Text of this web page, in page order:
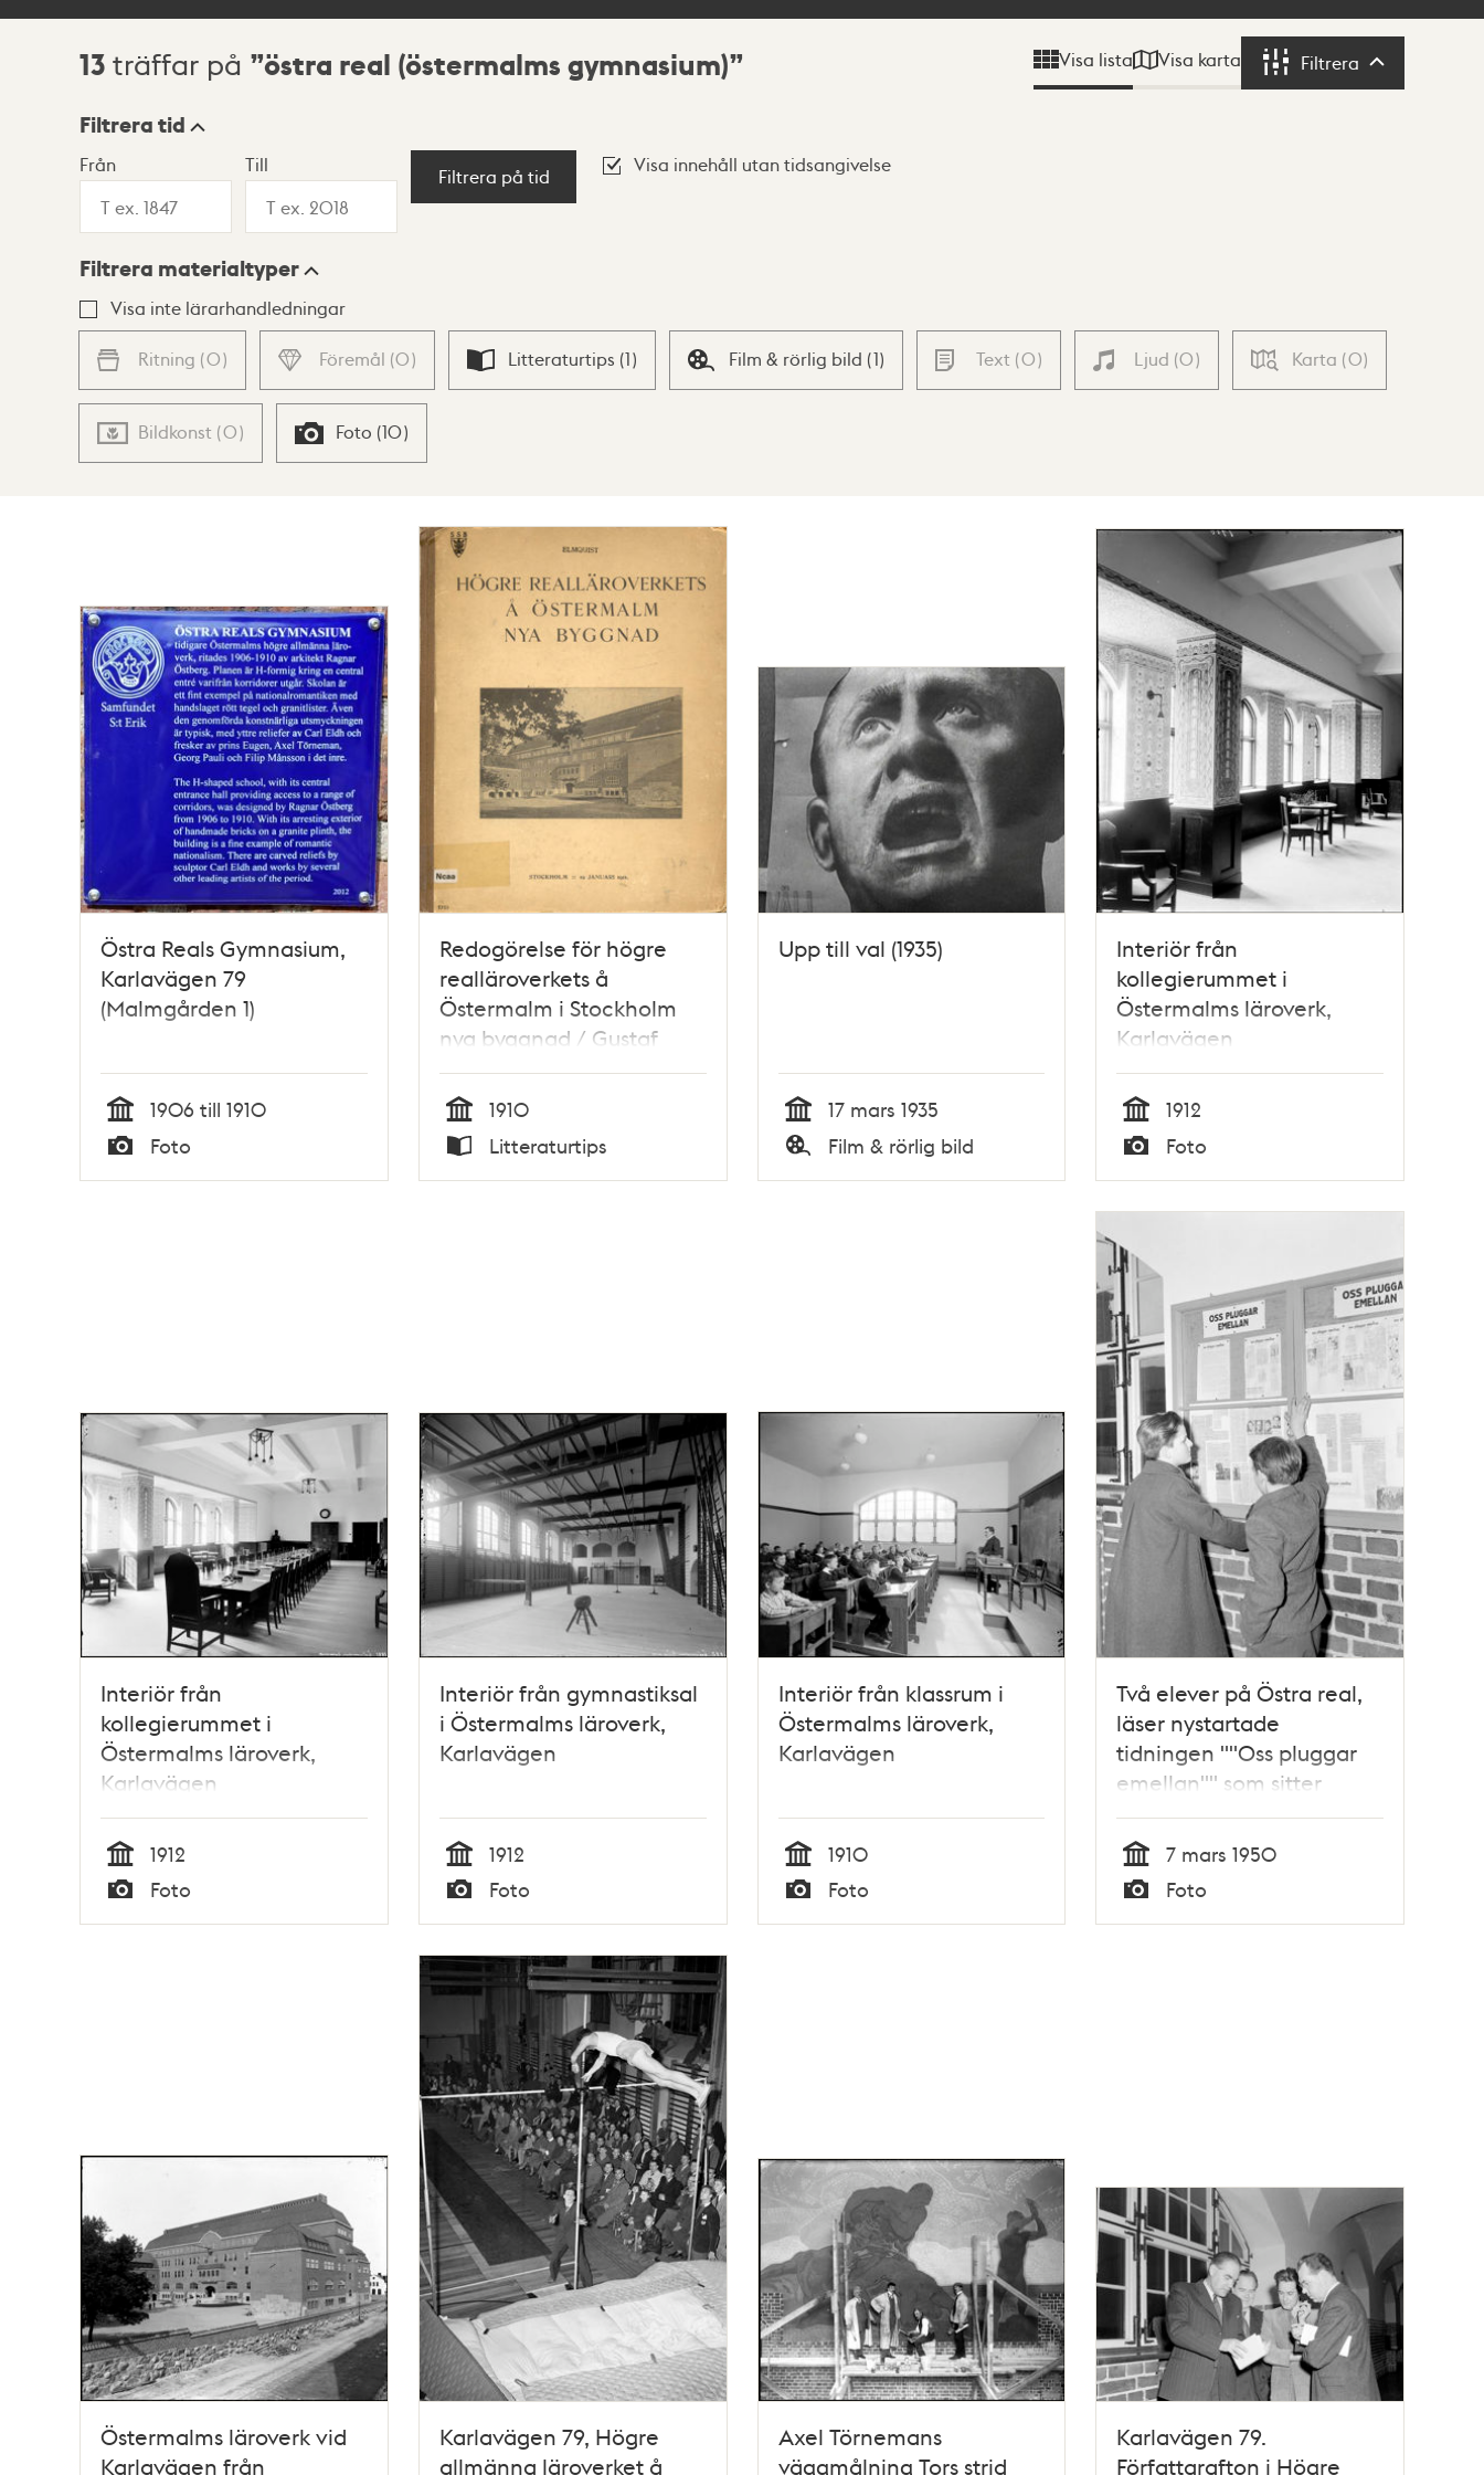
Sökresultat
13 träffar på östra real (östermalms gymnasium) Visa lista Visa karta Filtrera Filtrera
Visningsläge
Lista Karta
Filtrera tid
Från Till
Filtrera på tid
Visa innehåll utan tidsangivelse
Filtrera materialtyper
Visa inte lärarhandledningar
Ritning (0) Föremål (0) Litteraturtips (1) Film & rörlig bild (1) Text (0) Ljud (0) Karta (0)
Bildkonst (0) Foto (10)
Östra Reals Gymnasium,
Karlavägen 79
(Malmgården 1)
Tid
1906 till 1910
Typ
Foto
Redogörelse för högre
realläroverkets å
Östermalm i Stockholm
nya byggnad / Gustaf
Elmquist
Tid
1910
Typ
Litteraturtips
Upp till val (1935)
Tid
17 mars 1935
Typ
Film & rörlig bild
Interiör från
kollegierummet i
Östermalms läroverk,
Karlavägen
Tid
1912
Typ
Foto
Interiör från
kollegierummet i
Östermalms läroverk,
Karlavägen
Tid
1912
Typ
Foto
Interiör från gymnastiksal
i Östermalms läroverk,
Karlavägen
Tid
1912
Typ
Foto
Interiör från klassrum i
Östermalms läroverk,
Karlavägen
Tid
1910
Typ
Foto
Två elever på Östra real,
läser nystartade
tidningen ""Oss pluggar
emellan"" som sitter
bakom glas på väggen
Tid
7 mars 1950
Typ
Foto
Östermalms läroverk vid
Karlavägen från
Karlavägen 79, Högre
allmänna läroverket å
Axel Törnemans
väggmålning Tors strid
Karlavägen 79.
Författarafton i Högre